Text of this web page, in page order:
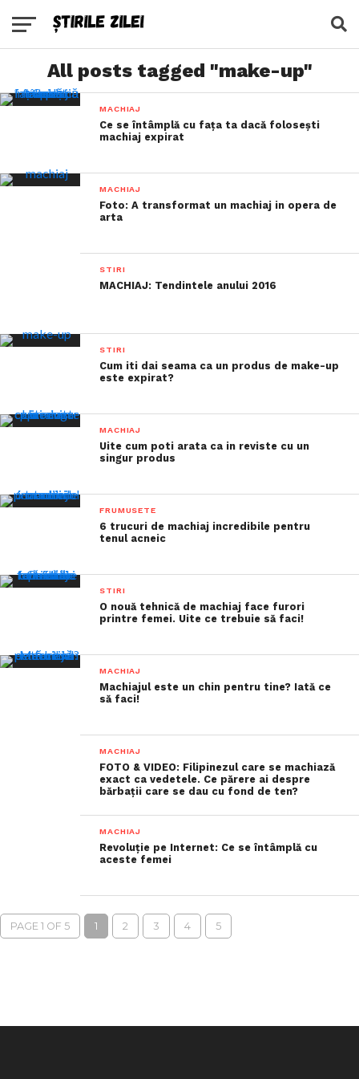
All posts tagged "make-up"
MACHIAJ
Ce se întâmplă cu fața ta dacă folosești
machiaj expirat
MACHIAJ
Foto: A transformat un machiaj in opera de
arta
STIRI
MACHIAJ: Tendintele anului 2016
STIRI
Cum iti dai seama ca un produs de make-up
este expirat?
MACHIAJ
Uite cum poti arata ca in reviste cu un
singur produs
FRUMUSETE
6 trucuri de machiaj incredibile pentru
tenul acneic
STIRI
O nouă tehnică de machiaj face furori
printre femei. Uite ce trebuie să faci!
MACHIAJ
Machiajul este un chin pentru tine? Iată ce
să faci!
MACHIAJ
FOTO & VIDEO: Filipinezul care se machiază
exact ca vedetele. Ce părere ai despre
bărbații care se dau cu fond de ten?
MACHIAJ
Revoluție pe Internet: Ce se întâmplă cu
aceste femei
PAGE 1 OF 5 1 2 3 4 5